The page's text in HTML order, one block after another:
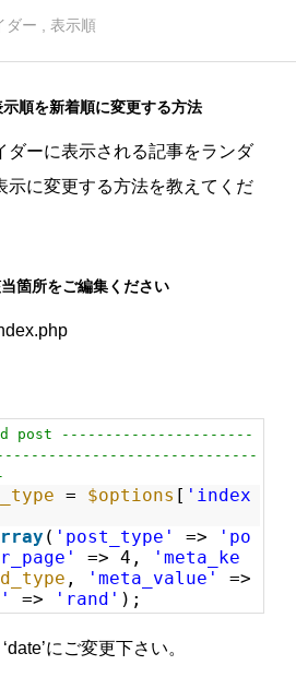
17
21
39 Welcart
ダー , 表示順
順を新着順に変更する方法
ダーに表示される記事をランダ
示に変更する方法を教えてくだ
箇所をご編集ください
post ----------------------
= $options [ 'index
( 'post_type' =>
'po
=> 4,
'meta_ke
, 'meta_value'
=>
=> 'rand' );
にご変更下さい。